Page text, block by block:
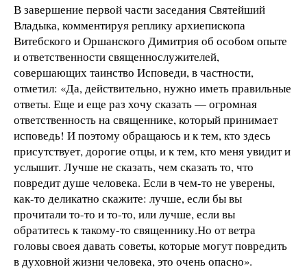
В завершение первой части заседания Святейший
Владыка, комментируя реплику архиепископа
Витебского и Оршанского Димитрия об особом опыте
и ответственности священнослужителей,
совершающих таинство Исповеди, в частности,
отметил: «Да, действительно, нужно иметь правильные
ответы. Еще и еще раз хочу сказать — огромная
ответственность на священнике, который принимает
исповедь! И поэтому обращаюсь и к тем, кто здесь
присутствует, дорогие отцы, и к тем, кто меня увидит и
услышит. Лучше не сказать, чем сказать то, что
повредит душе человека. Если в чем-то не уверены,
как-то деликатно скажите: лучше, если бы вы
прочитали то-то и то-то, или лучше, если вы
обратитесь к такому-то священнику.Но от ветра
головы своея давать советы, которые могут повредить
в духовной жизни человека, это очень опасно».